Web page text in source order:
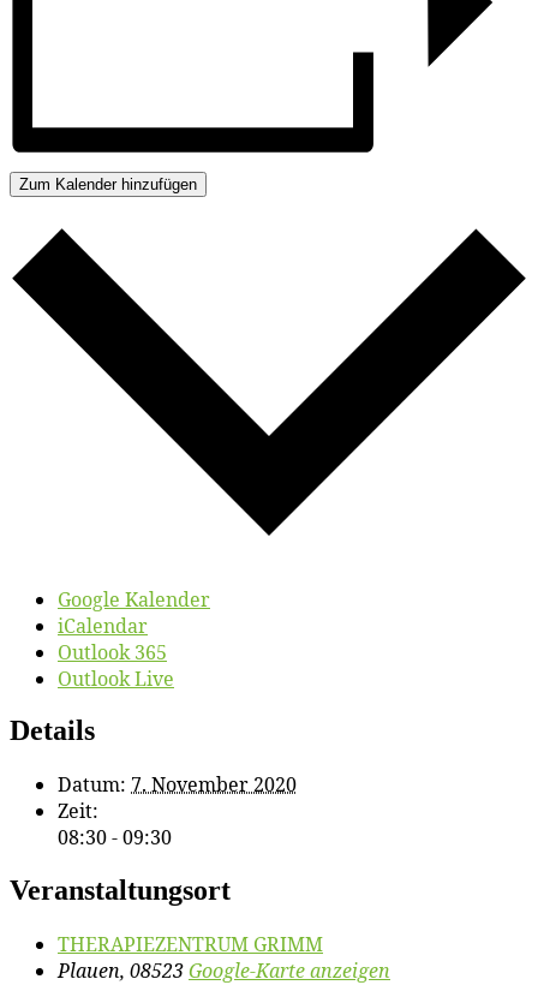
Zum Kalender hinzufügen
Google Kalender
iCalendar
Outlook 365
Outlook Live
Details
Datum: 7. November 2020
Zeit:
08:30 - 09:30
Veranstaltungsort
THERAPIEZENTRUM GRIMM
Plauen, 08523Google-Karte anzeigen